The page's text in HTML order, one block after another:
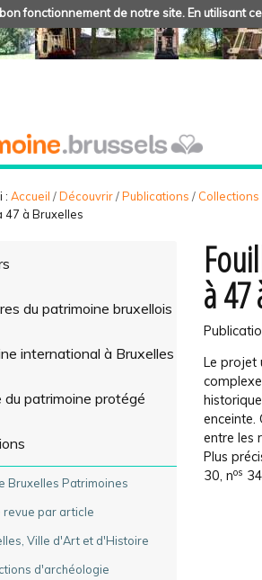
fonctionnement de notre site. En utilisant
: Accueil /Découvrir/Publications /
47 à Bruxelles
du patrimoine bruxellois
international à Bruxelles
du patrimoine protégé
Bruxelles Patrimoines
revue par article
Ville d'Art et d'Histoire
d'archéologie
à
Le projet
enceinte.
entre les
Plus
30, nos